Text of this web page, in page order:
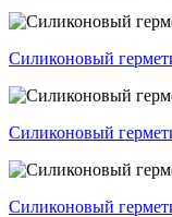
Силиконовый
Силиконовый
Силиконовый